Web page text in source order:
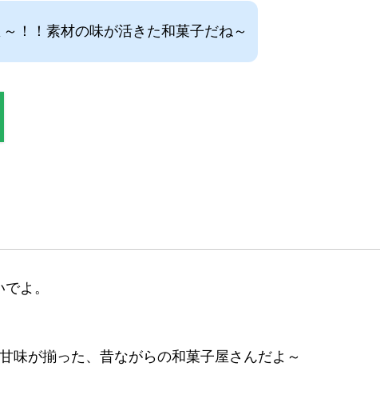
！！素材の味が活きた和菓子だね～
よ。
味が揃った、昔ながらの和菓子屋さんだよ～